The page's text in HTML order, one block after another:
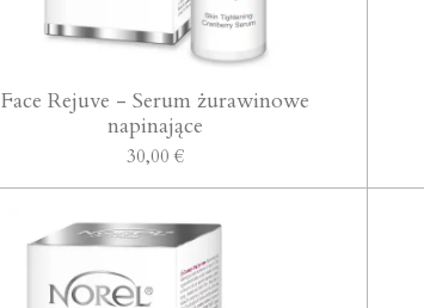
Face Rejuve - Serum żurawinowe
napinające
30,00 €